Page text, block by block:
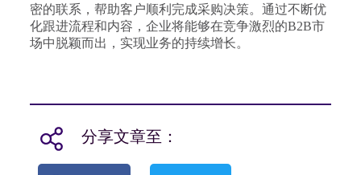
密的联系，帮助客户顺利完成采购决策。通过不断优
化跟进流程和内容，企业将能够在竞争激烈的B2B市
场中脱颖而出，实现业务的持续增长。
分享文章至：